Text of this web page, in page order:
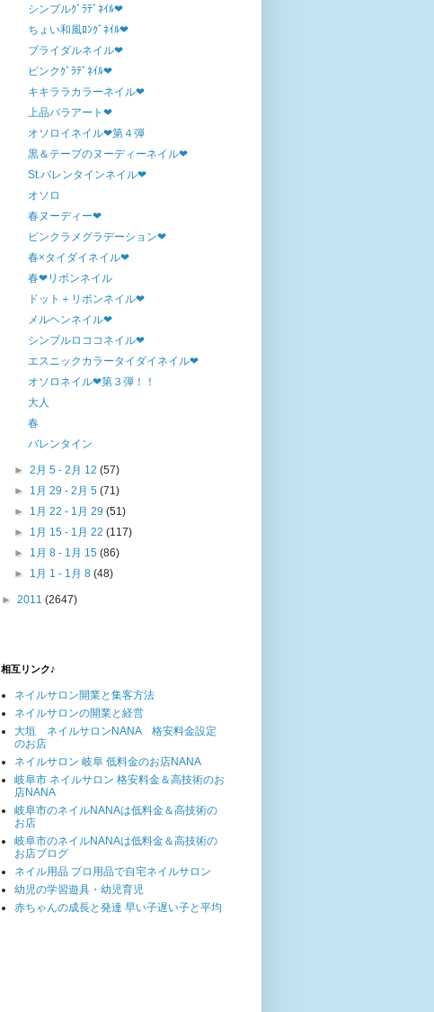
シンプルｸﾞﾗﾃﾞﾈｲﾙ❤
ちょい和風ﾛﾝｸﾞﾈｲﾙ❤
ブライダルネイル❤
ピンクｸﾞﾗﾃﾞﾈｲﾙ❤
キキララカラーネイル❤
上品バラアート❤
オソロイネイル❤第４弾
黒＆テープのヌーディーネイル❤
St.バレンタインネイル❤
オソロ
春ヌーディー❤
ピンクラメグラデーション❤
春×タイダイネイル❤
春❤リボンネイル
ドット＋リボンネイル❤
メルヘンネイル❤
シンプルロココネイル❤
エスニックカラータイダイネイル❤
オソロネイル❤第３弾！！
大人
春
バレンタイン
►2月 5 - 2月 12(57)
► 1月 29 - 2月 5(71)
► 1月 22 - 1月 29(51)
► 1月 15 - 1月 22(117)
► 1月 8 - 1月 15(86)
► 1月 1 - 1月 8(48)
► 2011 (2647)
相互リンク♪
ネイルサロン開業と集客方法
ネイルサロンの開業と経営
大垣 ネイルサロンNANA 格安料金設定
のお店
ネイルサロン 岐阜 低料金のお店NANA
岐阜市 ネイルサロン 格安料金＆高技術のお
店NANA
岐阜市のネイルNANAは低料金＆高技術の
お店
岐阜市のネイルNANAは低料金＆高技術の
お店ブログ
ネイル用品 プロ用品で自宅ネイルサロン
幼児の学習遊具・幼児育児
赤ちゃんの成長と発達 早い子遅い子と平均